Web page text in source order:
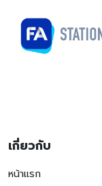
เกี่ยวกับ
หน้าแรก